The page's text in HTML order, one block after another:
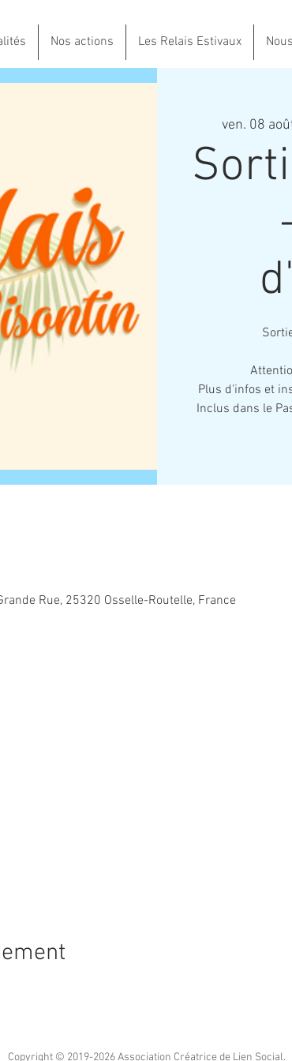
Nos actions Les Relais Estivaux
ven. 08
Plus d'infos et
Inclus dans le
Rue, 25320 Osselle-Routelle, France
Copyright © 2019-2026 Association Créatrice de Lien Social.